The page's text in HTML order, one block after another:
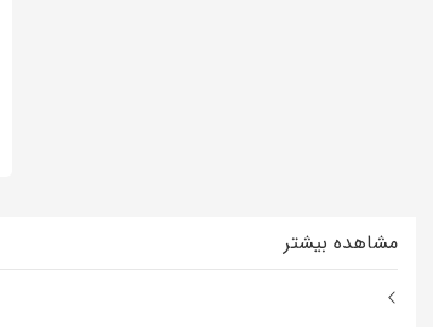
مشاهده بیشتر